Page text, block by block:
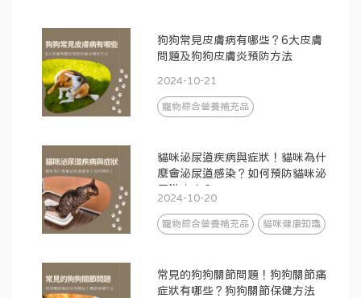
狗狗常見皮膚病有哪些？6大皮膚
問題及狗狗皮膚炎預防方法
2024-10-21
寵物綜合營養補充品
貓咪泌尿道疾病與症狀！貓咪為什
麼會泌尿道感染？如何預防貓咪泌
尿道疾病？
2024-10-20
寵物綜合營養補充品 貓咪健康知識
常見的狗狗關節問題！狗狗關節痛
症狀有哪些？狗狗關節保健方法